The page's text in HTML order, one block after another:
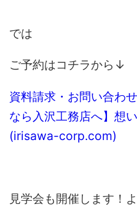
では
ご予約はコチラから↓
資料請求・お問い合わ
なら入沢工務店へ】想
(irisawa-corp.com)
見学会も開催します！